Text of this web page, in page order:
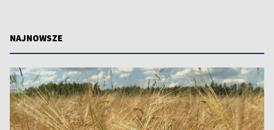
NAJNOWSZE